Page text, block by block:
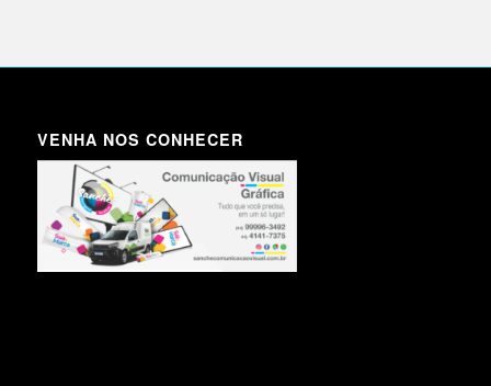
VENHA NOS CONHECER